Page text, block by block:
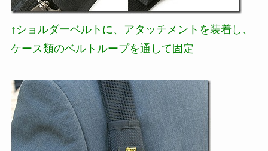
↑ショルダーベルトに、アタッチメントを装着し、
ケース類のベルトループを通して固定